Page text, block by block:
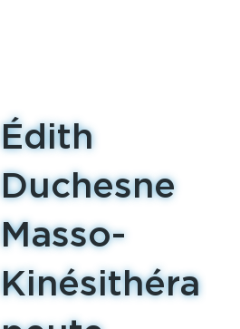
Édith
Duchesne
Masso-
Kinésithéra